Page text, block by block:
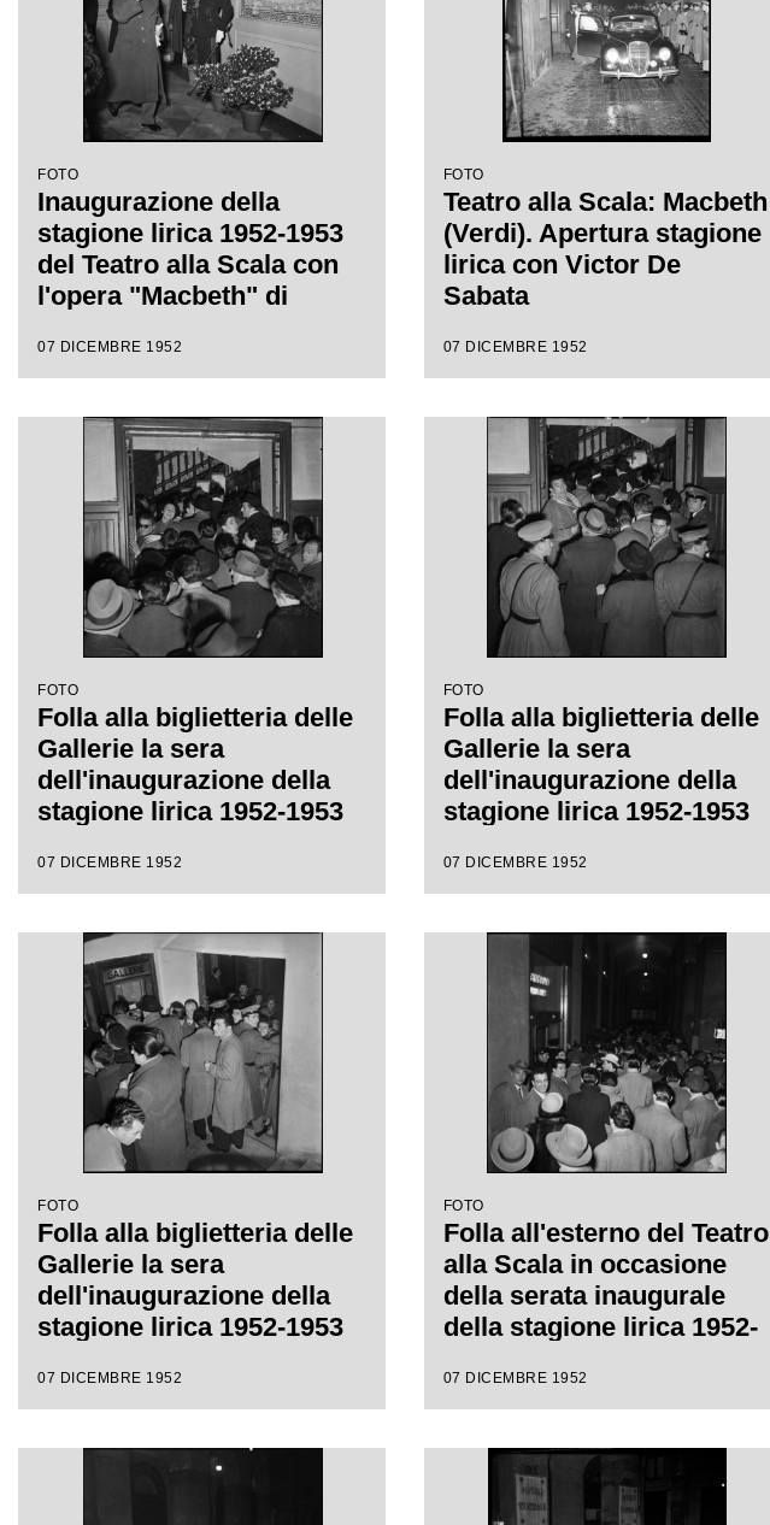
FOTO
Inaugurazione della
stagione lirica 1952-1953
del Teatro alla Scala con
l'opera "Macbeth" di
Victor de Sabata, con la
07 DICEMBRE 1952
FOTO
Teatro alla Scala: Macbeth
(Verdi). Apertura stagione
lirica con Victor De
Sabata
07 DICEMBRE 1952
FOTO
Folla alla biglietteria delle
Gallerie la sera
dell'inaugurazione della
stagione lirica 1952-1953
l'opera "Macbeth", di
Victor de Sabata, con la
regia di Carl Ebert
07 DICEMBRE 1952
FOTO
Folla alla biglietteria delle
Gallerie la sera
dell'inaugurazione della
stagione lirica 1952-1953
l'opera "Macbeth", di
Victor de Sabata, con la
regia di Carl Ebert
07 DICEMBRE 1952
FOTO
Folla alla biglietteria delle
Gallerie la sera
dell'inaugurazione della
stagione lirica 1952-1953
l'opera "Macbeth", di
Victor de Sabata, con la
07 DICEMBRE 1952
FOTO
Folla all'esterno del Teatro
alla Scala in occasione
della serata inaugurale
della stagione lirica 1952-
"Macbeth" di Giuseppe
Sabata, con la regia di
Carl Ebert
07 DICEMBRE 1952